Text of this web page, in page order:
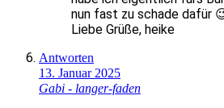
nun fast zu schade dafür
Liebe Grüße, heike
Antworten
13. Januar 2025
Gabi - langer-faden